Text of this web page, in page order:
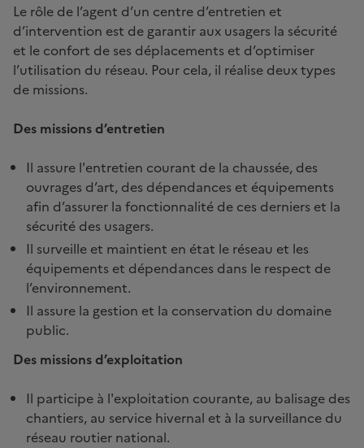
Le rôle de l’agent d’un centre d’entretien et
d’intervention est de garantir aux usagers la sécurité
et le confort de ses déplacements et d’optimiser
l’utilisation du réseau. Pour cela, il réalise deux types
de missions.
Des missions d’entretien
Il assure l'entretien courant de la chaussée, des
ouvrages d’art, des dépendances et équipements
afin d’assurer la fonctionnalité de ces derniers et la
sécurité des usagers.
Il surveille et maintient en état le réseau et les
équipements et dépendances dans le respect de
l’environnement.
Il assure la gestion et la conservation du domaine
public.
Des missions d’exploitation
Il participe à l'exploitation courante, au balisage des
chantiers, au service hivernal et à la surveillance du
réseau routier national.